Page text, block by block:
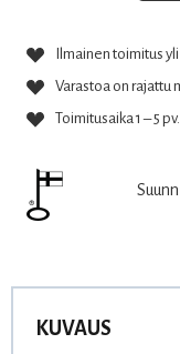
Ilmainen toimitus
Varastoa on rajattu
Toimitusaika 1 – 5 pv.
KUVAUS